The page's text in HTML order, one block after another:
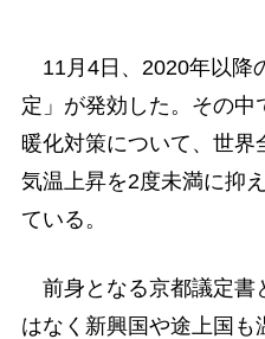
11月4日、2020年以降
定」が発効した。その中
暖化対策について、世
気温上昇を2度未満に抑
ている。
前身となる京都議定書
はなく新興国や途上国も